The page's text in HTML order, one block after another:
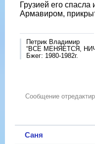
Грузией его
Армавиром,
Петрик Владимир
“ВСЕ МЕНЯЕТСЯ,
Бжег: 1980-1982г.
Сообщение
Саня